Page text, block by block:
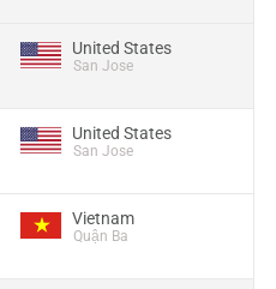
United States
San Jose
United States
San Jose
Vietnam
Quận Ba